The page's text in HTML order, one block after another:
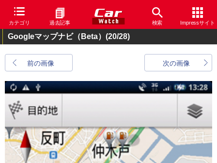
カテゴリ 過去記事 検索 Impressサイト
Googleマップナビ（Beta） (20/28)
前の画像 次の画像